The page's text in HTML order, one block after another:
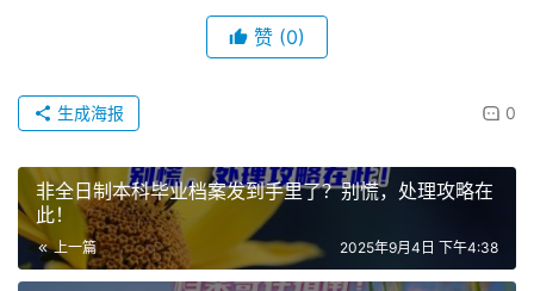
赞 (0)
0
生成海报
非全日制本科毕业档案发到手里了？别慌，处理攻略在
此！
上一篇 2025年9月4日 下午4:38